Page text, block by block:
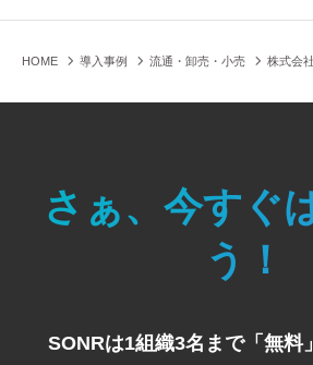
HOME 導入事例 流通・卸売・小売 株式会
さぁ、今すぐ
う！
SONRは1組織3名まで「無料